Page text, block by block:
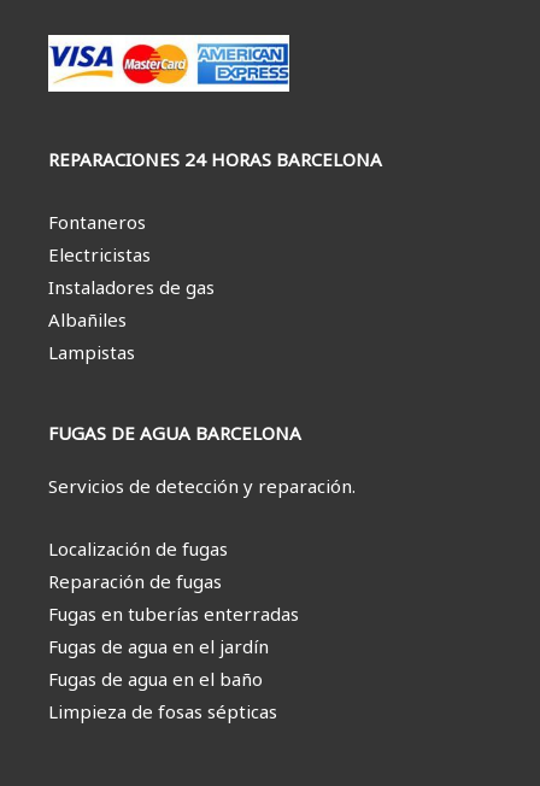
REPARACIONES 24 HORAS BARCELONA
Fontaneros
Electricistas
Instaladores de gas
Albañiles
Lampistas
FUGAS DE AGUA BARCELONA
Servicios de detección y reparación.
Localización de fugas
Reparación de fugas
Fugas en tuberías enterradas
Fugas de agua en el jardín
Fugas de agua en el baño
Limpieza de fosas sépticas